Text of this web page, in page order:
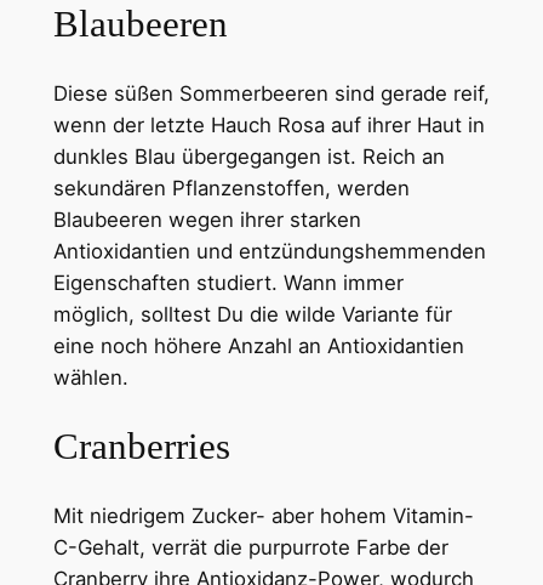
Blaubeeren
Diese süßen Sommerbeeren sind gerade reif,
wenn der letzte Hauch Rosa auf ihrer Haut in
dunkles Blau übergegangen ist. Reich an
sekundären Pflanzenstoffen, werden
Blaubeeren wegen ihrer starken
Antioxidantien und entzündungshemmenden
Eigenschaften studiert. Wann immer
möglich, solltest Du die wilde Variante für
eine noch höhere Anzahl an Antioxidantien
wählen.
Cranberries
Mit niedrigem Zucker- aber hohem Vitamin-
C-Gehalt, verrät die purpurrote Farbe der
Cranberry ihre Antioxidanz-Power, wodurch